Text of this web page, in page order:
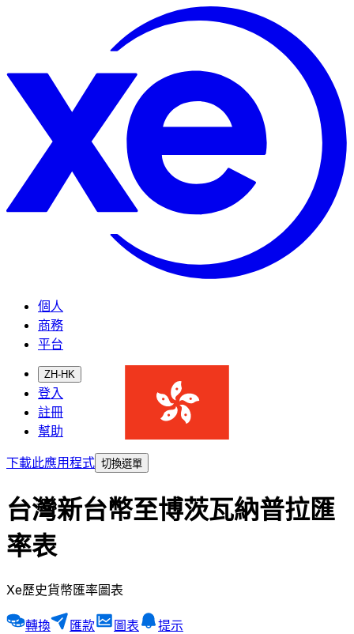
個人
商務
平台
ZH-HK
登入
註冊
幫助
下載此應用程式 切換選單
台灣新台幣至博茨瓦納普拉匯
率表
Xe歷史貨幣匯率圖表
轉換 匯款 圖表
提示